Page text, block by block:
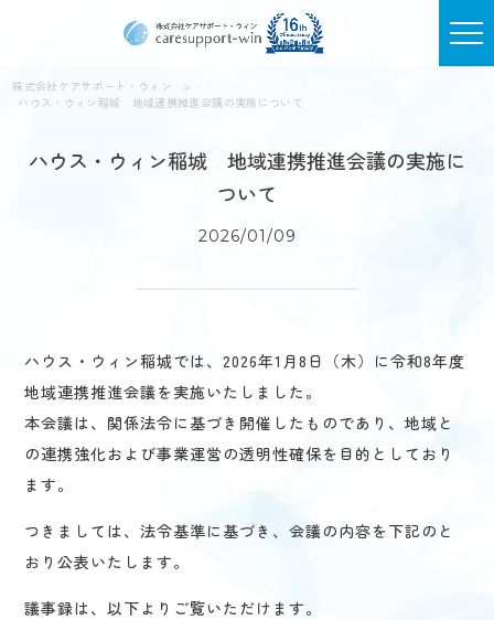
株式会社ケアサポート・ウィン
>
ハウス・ウィン稲城 地域連携推進会議の実施について
ハウス・ウィン稲城 地域連携推進会議の実施に
ついて
2026/01/09
ハウス・ウィン稲城では、2026年1月8日（木）に令和8年度
地域連携推進会議を実施いたしました。
本会議は、関係法令に基づき開催したものであり、地域と
の連携強化および事業運営の透明性確保を目的としており
ます。
つきましては、法令基準に基づき、会議の内容を下記のと
おり公表いたします。
議事録は、以下よりご覧いただけます。